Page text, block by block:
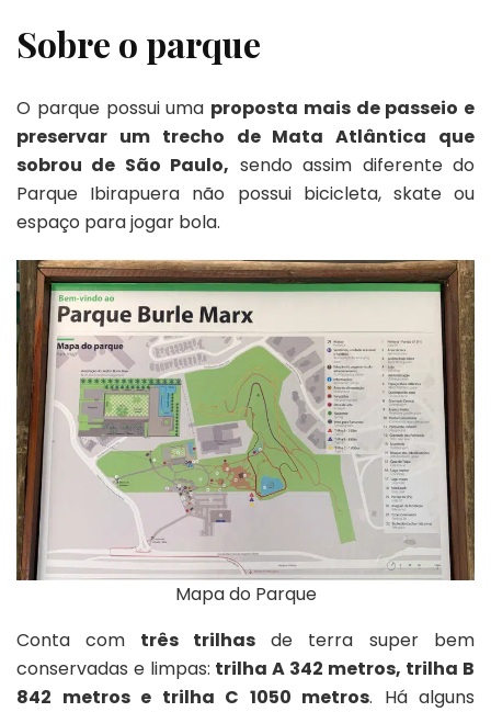
Sobre o parque
O parque possui uma proposta mais de passeio e
preservar um trecho de Mata Atlântica que
sobrou de São Paulo, sendo assim diferente do
Parque Ibirapuera não possui bicicleta, skate ou
espaço para jogar bola.
Mapa do Parque
Conta com três trilhas de terra super bem
conservadas e limpas: trilha A 342 metros, trilha B
842 metros e trilha C 1050 metros. Há alguns